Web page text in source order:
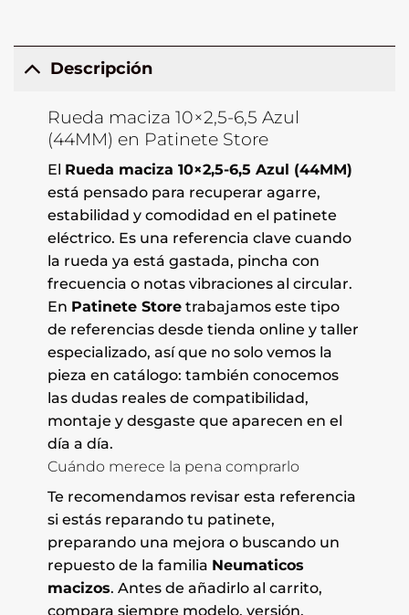
Descripción
Rueda maciza 10×2,5-6,5 Azul
(44MM) en Patinete Store
El Rueda maciza 10×2,5-6,5 Azul (44MM)
está pensado para recuperar agarre,
estabilidad y comodidad en el patinete
eléctrico. Es una referencia clave cuando
la rueda ya está gastada, pincha con
frecuencia o notas vibraciones al circular.
En Patinete Storetrabajamos este tipo
de referencias desde tienda online y taller
especializado, así que no solo vemos la
pieza en catálogo: también conocemos
las dudas reales de compatibilidad,
montaje y desgaste que aparecen en el
día a día.
Cuándo merece la pena comprarlo
Te recomendamos revisar esta referencia
si estás reparando tu patinete,
preparando una mejora o buscando un
repuesto de la familia Neumaticos
macizos. Antes de añadirlo al carrito,
compara siempre modelo, versión,